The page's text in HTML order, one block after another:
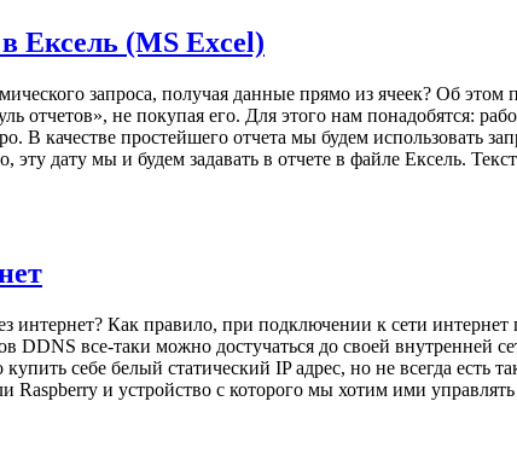
Ексель (MS Excel)
запроса, получая данные прямо из ячеек? Об этом
отчетов», не покупая его. Для этого нам понадобятся:
качестве простейшего отчета мы будем использовать
дату мы и будем задавать в отчете в файле Ексель.
Как правило, при подключении к сети интернет
все-таки можно достучаться до своей внутренней
себе белый статический IP адрес, но не всегда есть
и устройство с которого мы хотим ими